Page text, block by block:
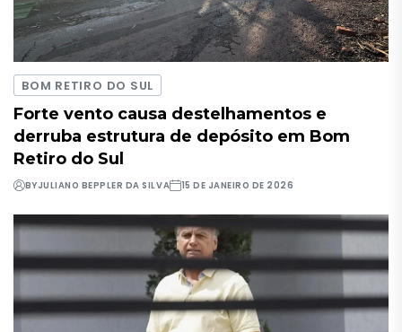
BOM RETIRO DO SUL
Forte vento causa destelhamentos e
derruba estrutura de depósito em Bom
Retiro do Sul
BYJULIANO BEPPLER DA SILVA 15 DE JANEIRO DE 2026